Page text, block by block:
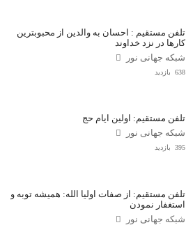
تلفن مستقیم : احسان به والدین از محبوبترین
کارها در نزد خداوند
شبکه جهانی نور
638 بازدید
تلفن مستقیم: اولین ایام حج
شبکه جهانی نور
395 بازدید
تلفن مستقیم: از صفات اولیا الله: همیشه توبه و
استغفار نمودن
شبکه جهانی نور